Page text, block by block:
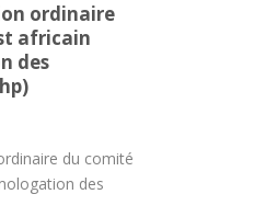
ordinaire
africain
des
du comité
des